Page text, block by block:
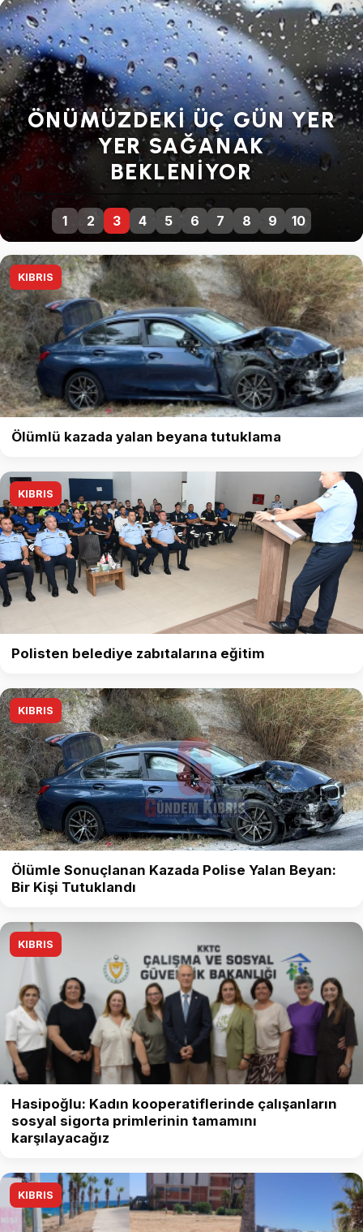
SENDIKALARDAN GENEL
GREVE DEVAM KARARI
1 2 3 4 5 6 7 8 9 10
KIBRIS
Ölümlü kazada yalan beyana tutuklama
KIBRIS
Polisten belediye zabıtalarına eğitim
KIBRIS
Ölümle Sonuçlanan Kazada Polise Yalan Beyan:
Bir Kişi Tutuklandı
KIBRIS
Hasipoğlu: Kadın kooperatiflerinde çalışanların
sosyal sigorta primlerinin tamamını
karşılayacağız
KIBRIS